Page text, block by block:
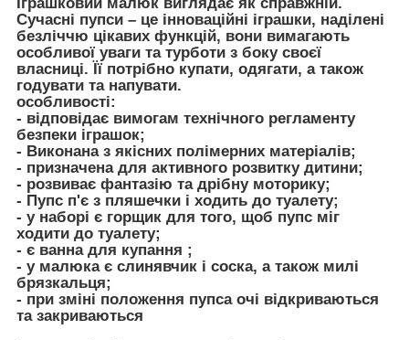
Іграшковий малюк виглядає як справжній.
Сучасні пупси – це інноваційні іграшки, наділені
безліччю цікавих функцій, вони вимагають
особливої ​​уваги та турботи з боку своєї
власниці. Її потрібно купати, одягати, а також
годувати та напувати.
особливості:
- відповідає вимогам технічного регламенту
безпеки іграшок;
- Виконана з якісних полімерних матеріалів;
- призначена для активного розвитку дитини;
- розвиває фантазію та дрібну моторику;
- Пупс п'є з пляшечки і ходить до туалету;
- у наборі є горщик для того, щоб пупс міг
ходити до туалету;
- є ванна для купання ;
- у малюка є слинявчик і соска, а також милі
брязкальця;
- при зміні положення пупса очі відкриваються
та закриваються